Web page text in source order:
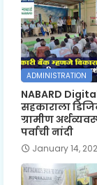
ADMINISTRATION
NABARD
सहकाराला
ग्रामीण
पर्वाची नांदी
January 14,